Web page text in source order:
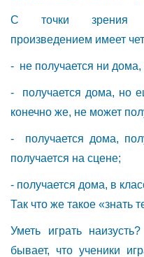
С точки зрения
произведением имеет
- не получается ни дома,
- получается дома, но
конечно же, не может
- получается дома,
получается на сцене;
- получается дома, в
Так что же такое «знать
Уметь играть
бывает, что ученики